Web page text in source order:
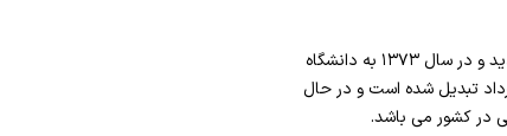
این مرکز در سال ۱۳۶۸ در اختیار دانشگاه علوم پزشکی ایران قرار گرفت و مجدداً یک سال بعد به بهداری استان واگذار گردید و در سال ۱۳۷۳ به دانشگاه
بهشتی واگذار شد. این مرکز از ابتدای سال ۱۳۷۴ آموزشی شده و به مرکز پزشکی ، آموزشی درمانی ۱۵ خرداد تبدیل شده است و در حال
در کشور می باشد.